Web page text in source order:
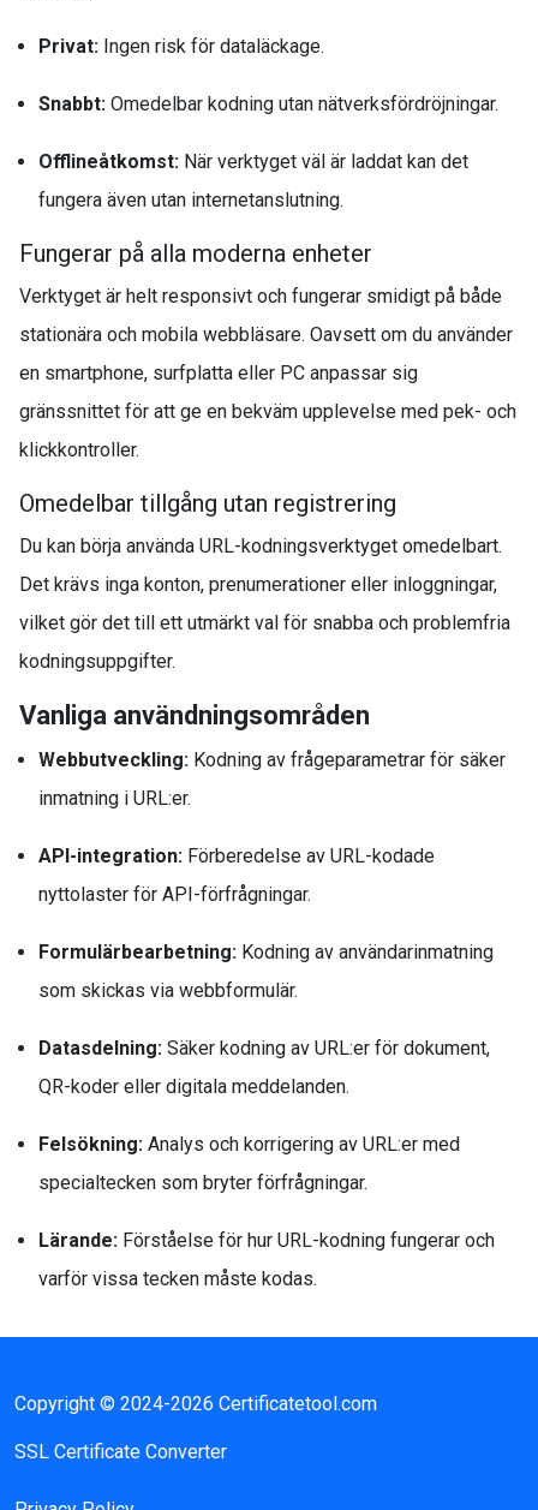
Privat: Ingen risk för dataläckage.
Snabbt: Omedelbar kodning utan nätverksfördröjningar.
Offlineåtkomst: När verktyget väl är laddat kan det
fungera även utan internetanslutning.
Fungerar på alla moderna enheter
Verktyget är helt responsivt och fungerar smidigt på både
stationära och mobila webbläsare. Oavsett om du använder
en smartphone, surfplatta eller PC anpassar sig
gränssnittet för att ge en bekväm upplevelse med pek- och
klickkontroller.
Omedelbar tillgång utan registrering
Du kan börja använda URL-kodningsverktyget omedelbart.
Det krävs inga konton, prenumerationer eller inloggningar,
vilket gör det till ett utmärkt val för snabba och problemfria
kodningsuppgifter.
Vanliga användningsområden
Webbutveckling: Kodning av frågeparametrar för säker
inmatning i URL:er.
API-integration: Förberedelse av URL-kodade
nyttolaster för API-förfrågningar.
Formulärbearbetning: Kodning av användarinmatning
som skickas via webbformulär.
Datasdelning: Säker kodning av URL:er för dokument,
QR-koder eller digitala meddelanden.
Felsökning: Analys och korrigering av URL:er med
specialtecken som bryter förfrågningar.
Lärande: Förståelse för hur URL-kodning fungerar och
varför vissa tecken måste kodas.
Copyright © 2024-2026 Certificatetool.com
SSL Certificate Converter